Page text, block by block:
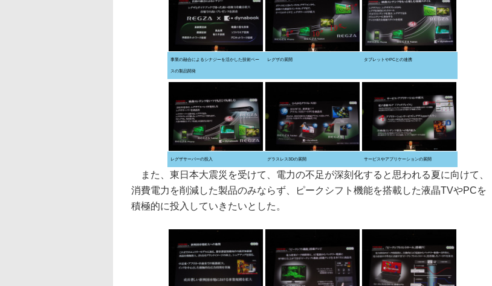
事業の融合によるシナジーを活かした技術ベー
スの製品開発
レグザの展開 タブレットやPCとの連携
レグザサーバーの投入 グラスレス3Dの展開 サービスやアプリケーションの展開
また、東日本大震災を受けて、電力の不足が深刻化すると思われる夏に向けて、
消費電力を削減した製品のみならず、ピークシフト機能を搭載した液晶TVやPCを
積極的に投入していきたいとした。